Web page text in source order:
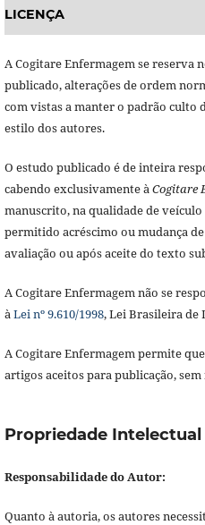
LICENÇA
A Cogitare Enfermagem se reserva
publicado, alterações de ordem
com vistas a manter o padrão culto
estilo dos autores.
O estudo publicado é de inteira
cabendo exclusivamente à Cogitare
manuscrito, na qualidade de
permitido acréscimo ou mudança
avaliação ou após aceite do texto
A Cogitare Enfermagem não se
àLei nº 9.610/1998, Lei Brasileira de
A Cogitare Enfermagem permite
artigos aceitos para publicação,
Propriedade Intelectual
Responsabilidade do Autor:
Quanto à autoria, os autores